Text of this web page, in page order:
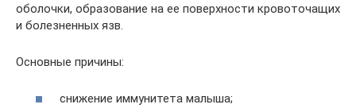
оболочки, образование на ее поверхности кровоточащих
и болезненных язв.
Основные причины:
снижение иммунитета малыша;